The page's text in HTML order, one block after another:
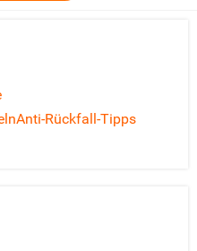
Anti-Rückfall-Tipps